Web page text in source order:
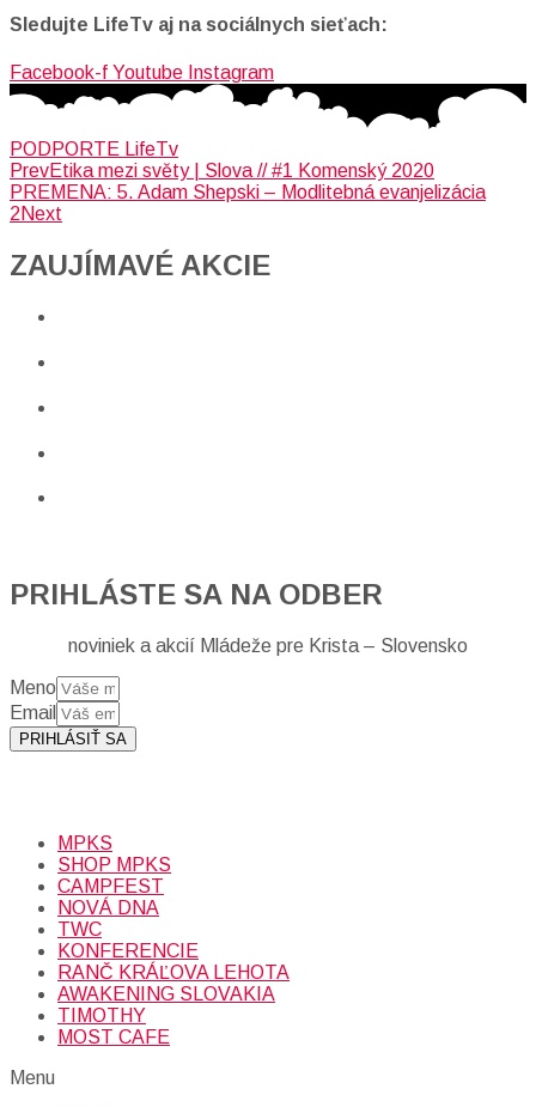
Sledujte LifeTv aj na sociálnych sieťach:
Facebook-f Youtube Instagram
PODPORTE LifeTv
PrevEtika mezi světy | Slova // #1 Komenský 2020
PREMENA: 5. Adam Shepski – Modlitebná evanjelizácia
2Next
ZAUJÍMAVÉ AKCIE​
PRIHLÁSTE SA NA ODBER
noviniek a akcií Mládeže pre Krista – Slovensko
Meno
Email
PRIHLÁSIŤ SA
MPKS
SHOP MPKS
CAMPFEST
NOVÁ DNA
TWC
KONFERENCIE
RANČ KRÁĽOVA LEHOTA
AWAKENING SLOVAKIA
TIMOTHY
MOST CAFE
Menu